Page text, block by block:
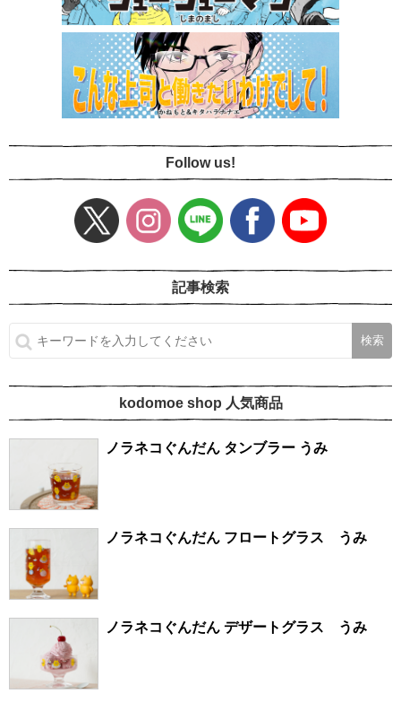
Follow us!
記事検索
kodomoe shop 人気商品
ノラネコぐんだん タンブラー うみ
ノラネコぐんだん フロートグラス うみ
ノラネコぐんだん デザートグラス うみ